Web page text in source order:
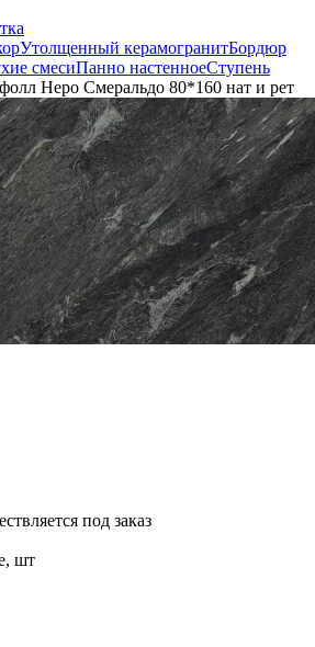
Утолщенный керамогранитБордюр
смесиПанно настенноеСтупень
Неро Смеральдо 80*160 нат и рет
под заказ
шт